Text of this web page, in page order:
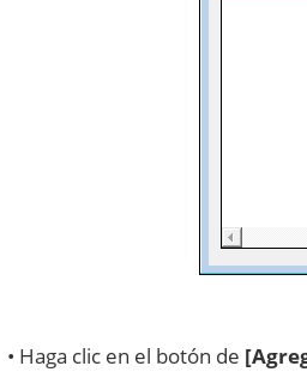
• Haga clic en el botón de